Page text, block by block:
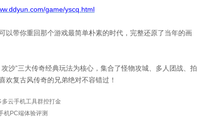
game/yscq.html
以带你重回那个游戏最简单朴素的时代，完整还原了当年的画
沙”三大传奇经典玩法为核心，集合了怪物攻城、多人团战、拍
欢复古风传奇的兄弟绝对不容错过！
云手机工具群控打金
机PC端体验评测